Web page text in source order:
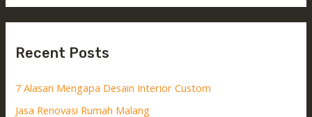
Recent Posts
7 Alasan Mengapa Desain Interior Custom
Jasa Renovasi Rumah Malang